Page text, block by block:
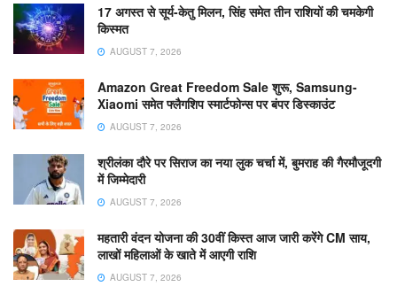
17 अगस्त से सूर्य-केतु मिलन, सिंह समेत तीन राशियों की चमकेगी
किस्मत
AUGUST 7, 2026
Amazon Great Freedom Sale शुरू, Samsung-
Xiaomi समेत फ्लैगशिप स्मार्टफोन्स पर बंपर डिस्काउंट
AUGUST 7, 2026
श्रीलंका दौरे पर सिराज का नया लुक चर्चा में, बुमराह की गैरमौजूदगी
में जिम्मेदारी
AUGUST 7, 2026
महतारी वंदन योजना की 30वीं किस्त आज जारी करेंगे CM साय,
लाखों महिलाओं के खाते में आएगी राशि
AUGUST 7, 2026